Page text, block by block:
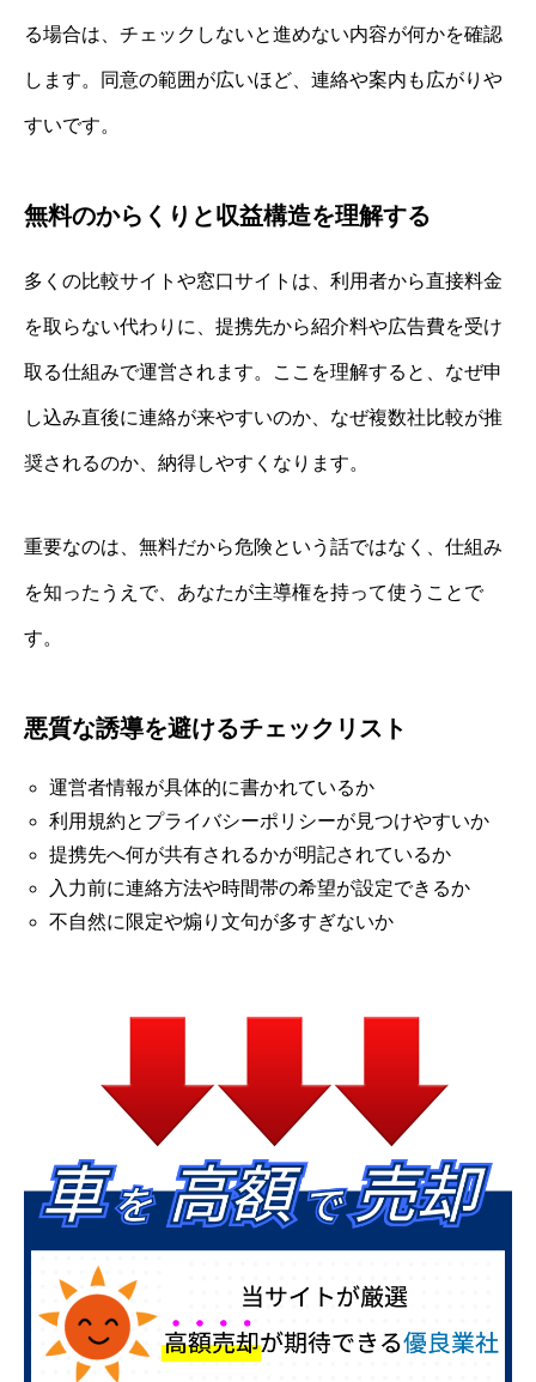
る場合は、チェックしないと進めない内容が何かを確認
します。同意の範囲が広いほど、連絡や案内も広がりや
すいです。
無料のからくりと収益構造を理解する
多くの比較サイトや窓口サイトは、利用者から直接料金
を取らない代わりに、提携先から紹介料や広告費を受け
取る仕組みで運営されます。ここを理解すると、なぜ申
し込み直後に連絡が来やすいのか、なぜ複数社比較が推
奨されるのか、納得しやすくなります。
重要なのは、無料だから危険という話ではなく、仕組み
を知ったうえで、あなたが主導権を持って使うことで
す。
悪質な誘導を避けるチェックリスト
運営者情報が具体的に書かれているか
利用規約とプライバシーポリシーが見つけやすいか
提携先へ何が共有されるかが明記されているか
入力前に連絡方法や時間帯の希望が設定できるか
不自然に限定や煽り文句が多すぎないか